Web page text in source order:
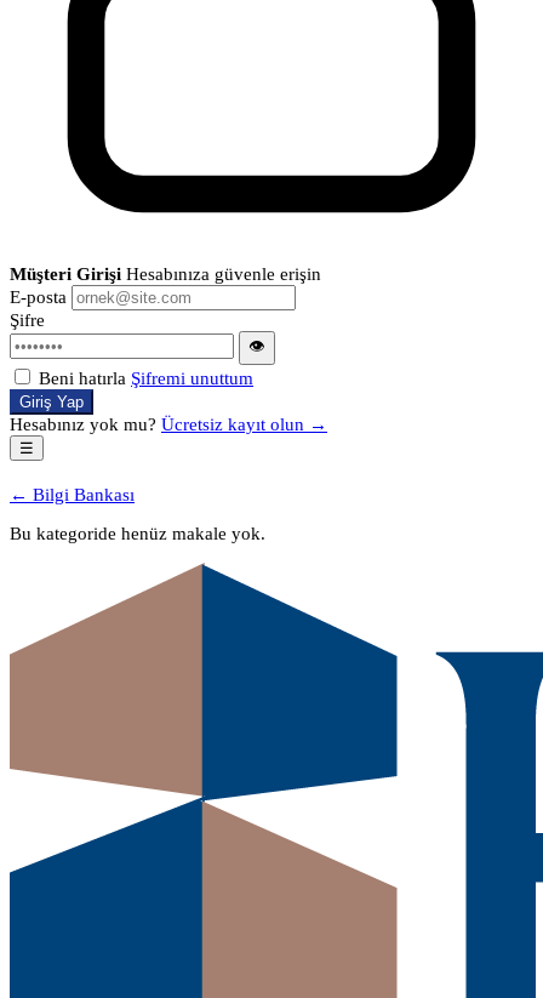
Müşteri Girişi Hesabınıza güvenle erişin
E-posta
Şifre
👁
Beni hatırla Şifremi unuttum
Giriş Yap
Hesabınız yok mu? Ücretsiz kayıt olun →
☰
← Bilgi Bankası
Bu kategoride henüz makale yok.